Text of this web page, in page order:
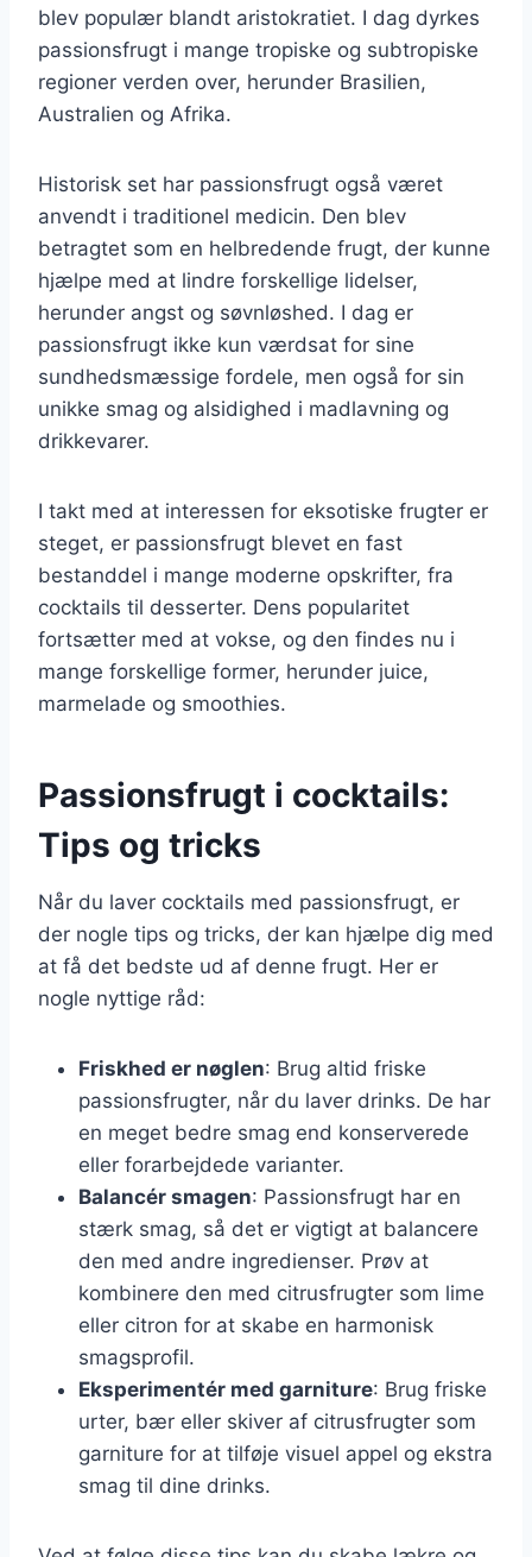
blev populær blandt aristokratiet. I dag dyrkes
passionsfrugt i mange tropiske og subtropiske
regioner verden over, herunder Brasilien,
Australien og Afrika.
Historisk set har passionsfrugt også været
anvendt i traditionel medicin. Den blev
betragtet som en helbredende frugt, der kunne
hjælpe med at lindre forskellige lidelser,
herunder angst og søvnløshed. I dag er
passionsfrugt ikke kun værdsat for sine
sundhedsmæssige fordele, men også for sin
unikke smag og alsidighed i madlavning og
drikkevarer.
I takt med at interessen for eksotiske frugter er
steget, er passionsfrugt blevet en fast
bestanddel i mange moderne opskrifter, fra
cocktails til desserter. Dens popularitet
fortsætter med at vokse, og den findes nu i
mange forskellige former, herunder juice,
marmelade og smoothies.
Passionsfrugt i cocktails:
Tips og tricks
Når du laver cocktails med passionsfrugt, er
der nogle tips og tricks, der kan hjælpe dig med
at få det bedste ud af denne frugt. Her er
nogle nyttige råd:
Friskhed er nøglen: Brug altid friske
passionsfrugter, når du laver drinks. De har
en meget bedre smag end konserverede
eller forarbejdede varianter.
Balancér smagen: Passionsfrugt har en
stærk smag, så det er vigtigt at balancere
den med andre ingredienser. Prøv at
kombinere den med citrusfrugter som lime
eller citron for at skabe en harmonisk
smagsprofil.
Eksperimentér med garniture: Brug friske
urter, bær eller skiver af citrusfrugter som
garniture for at tilføje visuel appel og ekstra
smag til dine drinks.